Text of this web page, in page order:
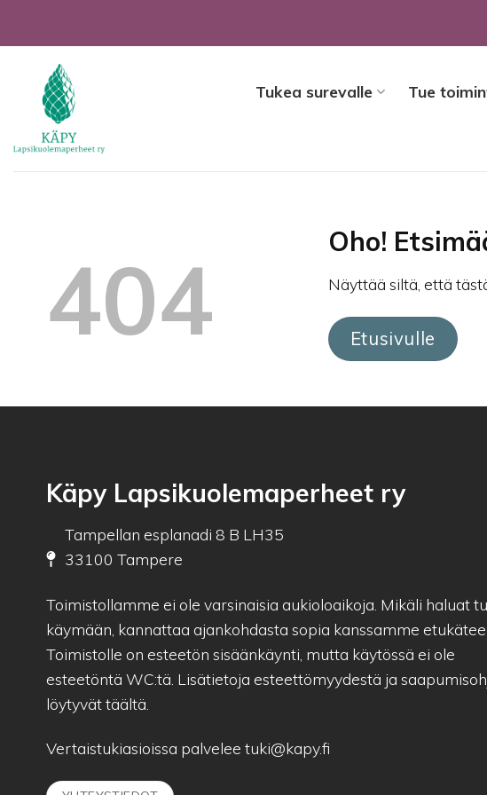
Tukea surevalle Tue
404 Oho!
Näyttää siltä, että
Etusivulle
Käpy Lapsikuolemaperheet ry
Tampellan esplanadi 8 B LH35
33100 Tampere
Toimistollamme ei ole varsinaisia aukioloaikoja. Mikäli haluat
käymään, kannattaa ajankohdasta sopia kanssamme
Toimistolle on esteetön sisäänkäynti, mutta käytössä ei ole
esteetöntä WC:tä. Lisätietoja esteettömyydestä ja
löytyvättäältä.
Vertaistukiasioissa palvelee tuki@kapy.fi